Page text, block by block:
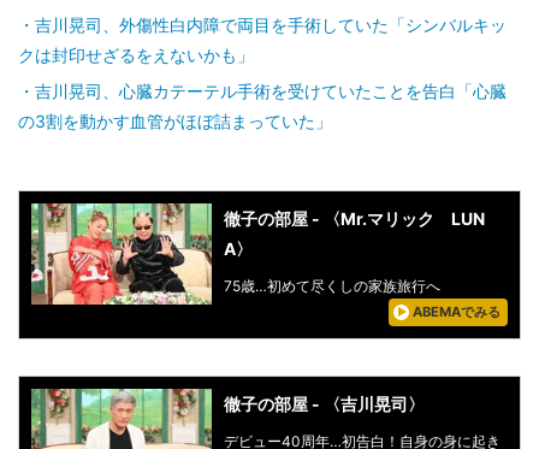
吉川晃司、外傷性白内障で両目を手術していた「シンバルキッ
クは封印せざるをえないかも」
吉川晃司、心臓カテーテル手術を受けていたことを告白「心臓
の3割を動かす血管がほぼ詰まっていた」
徹子の部屋 - 〈Mr.マリック LUN
A〉
75歳…初めて尽くしの家族旅行へ
ABEMAでみる
徹子の部屋 - 〈吉川晃司〉
デビュー40周年…初告白！自身の身に起き